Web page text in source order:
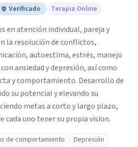
Verificado
Terapia Online
en atención individual, pareja y
la resolución de conflictos,
autoestima, estrés, manejo
ansiedad y depresión, así como
y comportamiento. Desarrollo de
su potencial y elevando su
metas a corto y largo plazo,
cada uno tener su propia vision.
de comportamiento
Depresión